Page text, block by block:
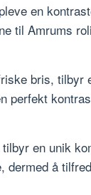
en
til Amrums
bris, tilbyr
perfekt
en unik
dermed å